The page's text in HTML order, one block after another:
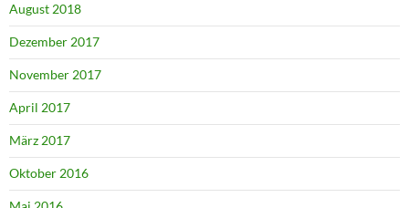
August 2018
Dezember 2017
November 2017
April 2017
März 2017
Oktober 2016